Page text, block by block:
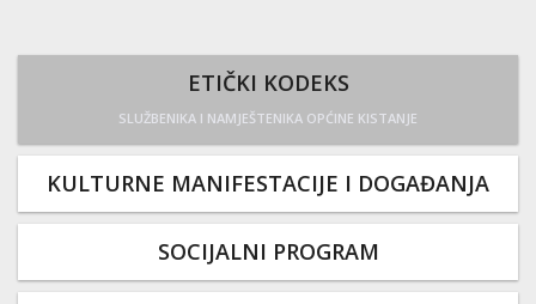
ETIČKI KODEKS
SLUŽBENIKA I NAMJEŠTENIKA OPĆINE KISTANJE
KULTURNE MANIFESTACIJE I DOGAĐANJA
SOCIJALNI PROGRAM